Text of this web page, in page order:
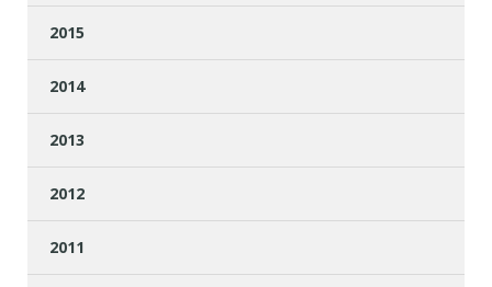
2015
2014
2013
2012
2011